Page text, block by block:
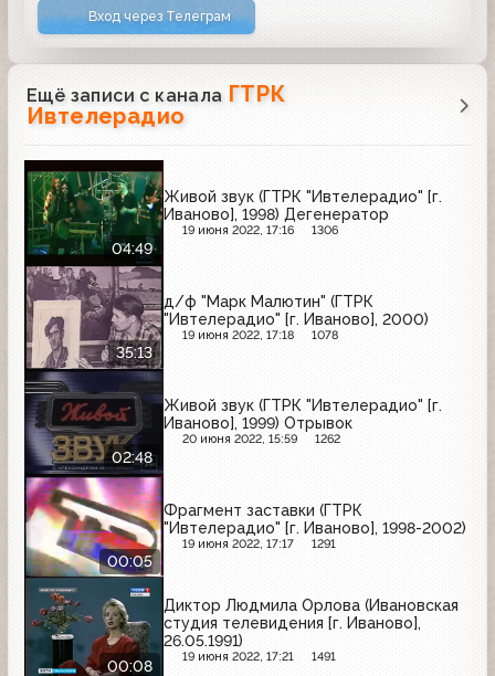
Вход через Телеграм
Ещё записи с канала ГТРК
Ивтелерадио
04:49
Живой звук (ГТРК "Ивтелерадио" [г.
Иваново], 1998) Дегенератор
19 июня 2022, 17:16 1306
35:13
д/ф "Марк Малютин" (ГТРК
"Ивтелерадио" [г. Иваново], 2000)
19 июня 2022, 17:18 1078
02:48
Живой звук (ГТРК "Ивтелерадио" [г.
Иваново], 1999) Отрывок
20 июня 2022, 15:59 1262
00:05
Фрагмент заставки (ГТРК
"Ивтелерадио" [г. Иваново], 1998-2002)
19 июня 2022, 17:17 1291
00:08
Диктор Людмила Орлова (Ивановская
студия телевидения [г. Иваново],
26.05.1991)
19 июня 2022, 17:21 1491